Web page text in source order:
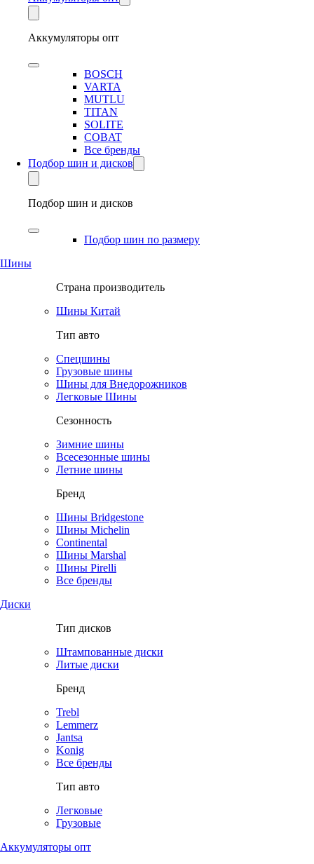
Аккумуляторы опт
BOSCH
VARTA
MUTLU
TITAN
SOLITE
COBAT
Все бренды
Подбор шин и дисков
Подбор шин и дисков
Подбор шин по размеру
Шины
Страна производитель
Шины Китай
Тип авто
Спецшины
Грузовые шины
Шины для Внедорожников
Легковые Шины
Сезонность
Зимние шины
Всесезонные шины
Летние шины
Бренд
Шины Bridgestone
Шины Michelin
Continental
Шины Marshal
Шины Pirelli
Все бренды
Диски
Тип дисков
Штампованные диски
Литые диски
Бренд
Trebl
Lemmerz
Jantsa
Konig
Все бренды
Тип авто
Легковые
Грузовые
Аккумуляторы опт